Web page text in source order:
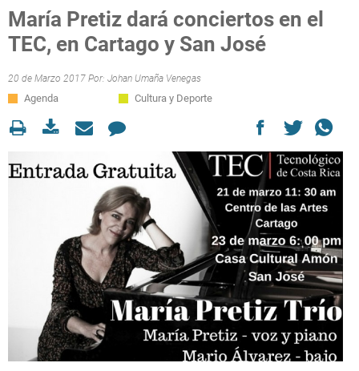
María Pretiz dará conciertos en el
TEC, en Cartago y San José
20 de Marzo 2017 Por: Johan Umaña Venegas
Agenda Cultura y Deporte